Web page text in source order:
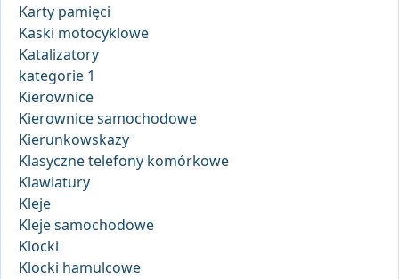
Karty pamięci
Kaski motocyklowe
Katalizatory
kategorie 1
Kierownice
Kierownice samochodowe
Kierunkowskazy
Klasyczne telefony komórkowe
Klawiatury
Kleje
Kleje samochodowe
Klocki
Klocki hamulcowe